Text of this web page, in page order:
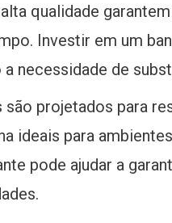
qualidade
Investir em um
necessidade de
projetados para
ideais para
pode ajudar a